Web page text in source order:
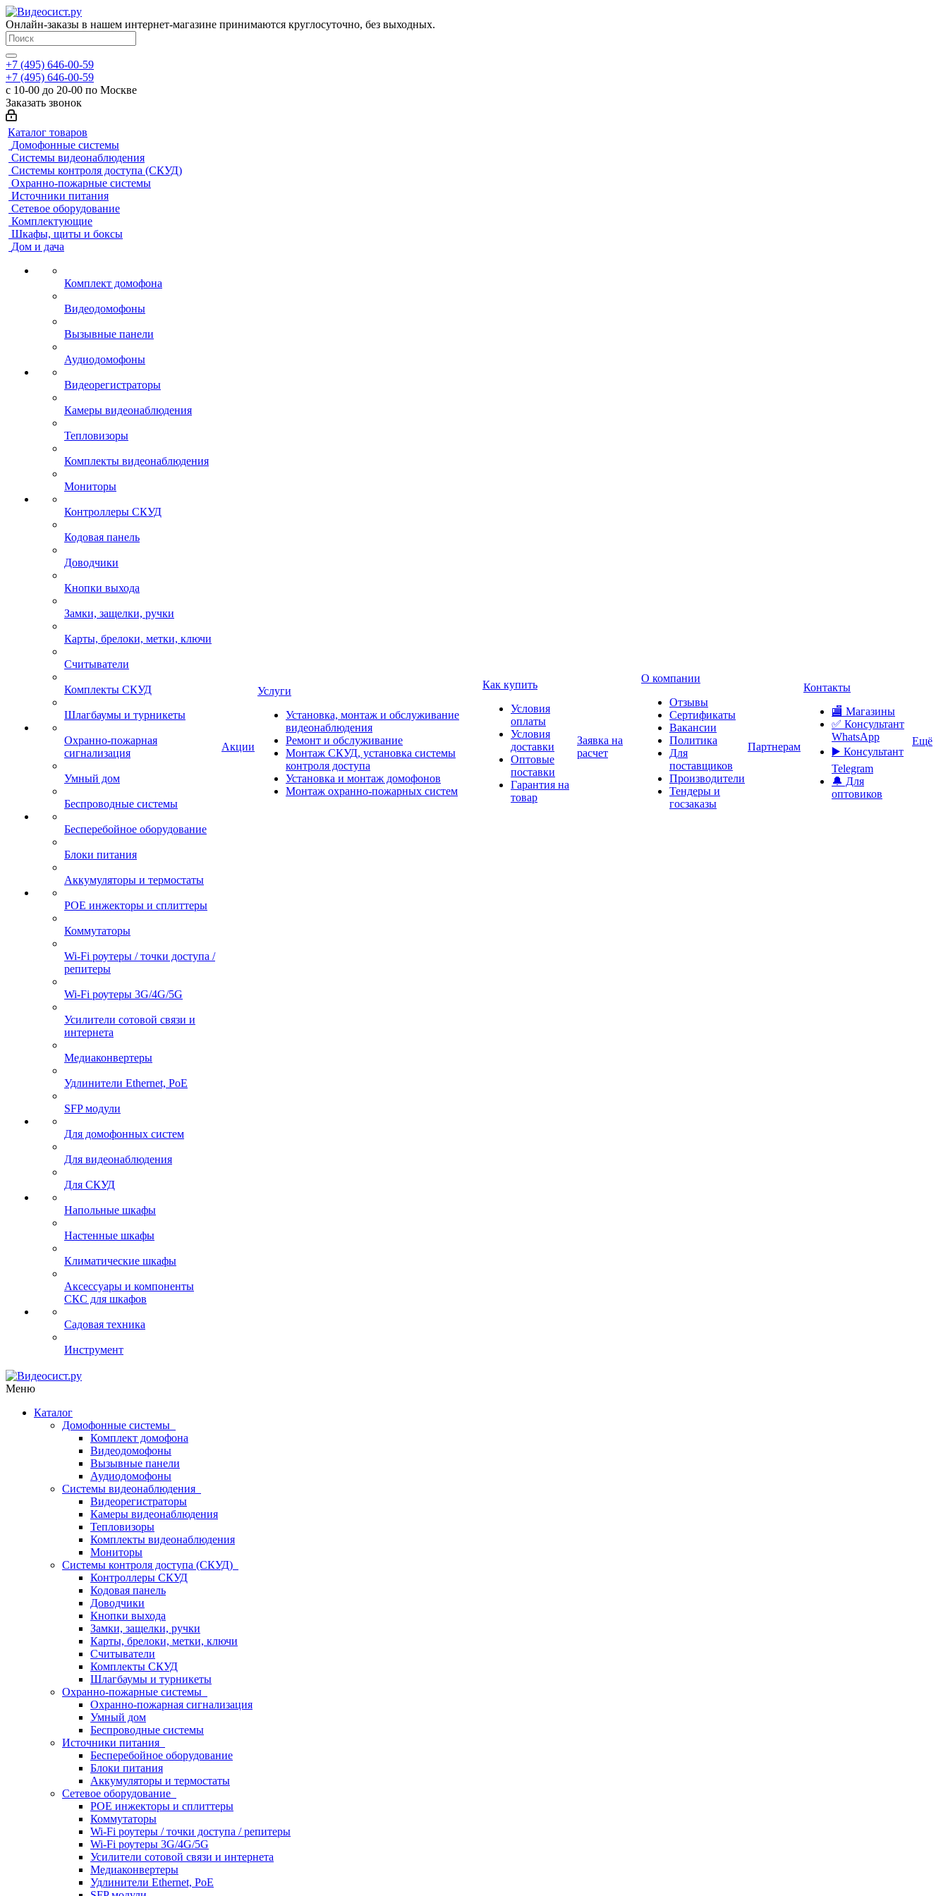
Онлайн-заказы в нашем интернет-магазине принимаются круглосуточно, без выходных.
+7 (495) 646-00-59
+7 (495) 646-00-59
с 10-00 до 20-00 по Москве
Заказать звонок
Каталог товаров
Домофонные системы
Системы видеонаблюдения
Системы контроля доступа (СКУД)
Охранно-пожарные системы
Источники питания
Сетевое оборудование
Комплектующие
Шкафы, щиты и боксы
Дом и дача
Комплект домофона
Видеодомофоны
Вызывные панели
Аудиодомофоны
Видеорегистраторы
Камеры видеонаблюдения
Тепловизоры
Комплекты видеонаблюдения
Мониторы
Контроллеры СКУД
Кодовая панель
Доводчики
Кнопки выхода
Замки, защелки, ручки
Карты, брелоки, метки, ключи
Считыватели
Комплекты СКУД
Шлагбаумы и турникеты
Охранно-пожарная
сигнализация
Умный дом
Беспроводные системы
Бесперебойное оборудование
Блоки питания
Аккумуляторы и термостаты
POE инжекторы и сплиттеры
Коммутаторы
Wi-Fi роутеры / точки доступа /
репитеры
Wi-Fi роутеры 3G/4G/5G
Усилители сотовой связи и
интернета
Медиаконвертеры
Удлинители Ethernet, PoE
SFP модули
Для домофонных систем
Для видеонаблюдения
Для СКУД
Напольные шкафы
Настенные шкафы
Климатические шкафы
Аксессуары и компоненты
СКС для шкафов
Садовая техника
Инструмент
Акции
Услуги
Установка, монтаж и обслуживание
видеонаблюдения
Ремонт и обслуживание
Монтаж СКУД, установка системы
контроля доступа
Установка и монтаж домофонов
Монтаж охранно-пожарных систем
Как купить
Условия
оплаты
Условия
доставки
Оптовые
поставки
Гарантия на
товар
Заявка на
расчет
О компании
Отзывы
Сертификаты
Вакансии
Политика
Для
поставщиков
Производители
Тендеры и
госзаказы
Партнерам
Контакты
🏬 Магазины
✅️ Консультант
WhatsApp
▶️ Консультант
Telegram
🔔 Для
оптовиков
Ещё
Меню
Каталог
Домофонные системы
Комплект домофона
Видеодомофоны
Вызывные панели
Аудиодомофоны
Системы видеонаблюдения
Видеорегистраторы
Камеры видеонаблюдения
Тепловизоры
Комплекты видеонаблюдения
Мониторы
Системы контроля доступа (СКУД)
Контроллеры СКУД
Кодовая панель
Доводчики
Кнопки выхода
Замки, защелки, ручки
Карты, брелоки, метки, ключи
Считыватели
Комплекты СКУД
Шлагбаумы и турникеты
Охранно-пожарные системы
Охранно-пожарная сигнализация
Умный дом
Беспроводные системы
Источники питания
Бесперебойное оборудование
Блоки питания
Аккумуляторы и термостаты
Сетевое оборудование
POE инжекторы и сплиттеры
Коммутаторы
Wi-Fi роутеры / точки доступа / репитеры
Wi-Fi роутеры 3G/4G/5G
Усилители сотовой связи и интернета
Медиаконвертеры
Удлинители Ethernet, PoE